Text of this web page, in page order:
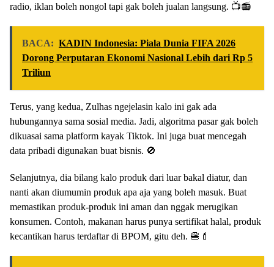
radio, iklan boleh nongol tapi gak boleh jualan langsung. 📺📻
BACA: KADIN Indonesia: Piala Dunia FIFA 2026
Dorong Perputaran Ekonomi Nasional Lebih dari Rp 5
Triliun
Terus, yang kedua, Zulhas ngejelasin kalo ini gak ada
hubungannya sama sosial media. Jadi, algoritma pasar gak boleh
dikuasai sama platform kayak Tiktok. Ini juga buat mencegah
data pribadi digunakan buat bisnis. 🚫
Selanjutnya, dia bilang kalo produk dari luar bakal diatur, dan
nanti akan diumumin produk apa aja yang boleh masuk. Buat
memastikan produk-produk ini aman dan nggak merugikan
konsumen. Contoh, makanan harus punya sertifikat halal, produk
kecantikan harus terdaftar di BPOM, gitu deh. 🍔💄